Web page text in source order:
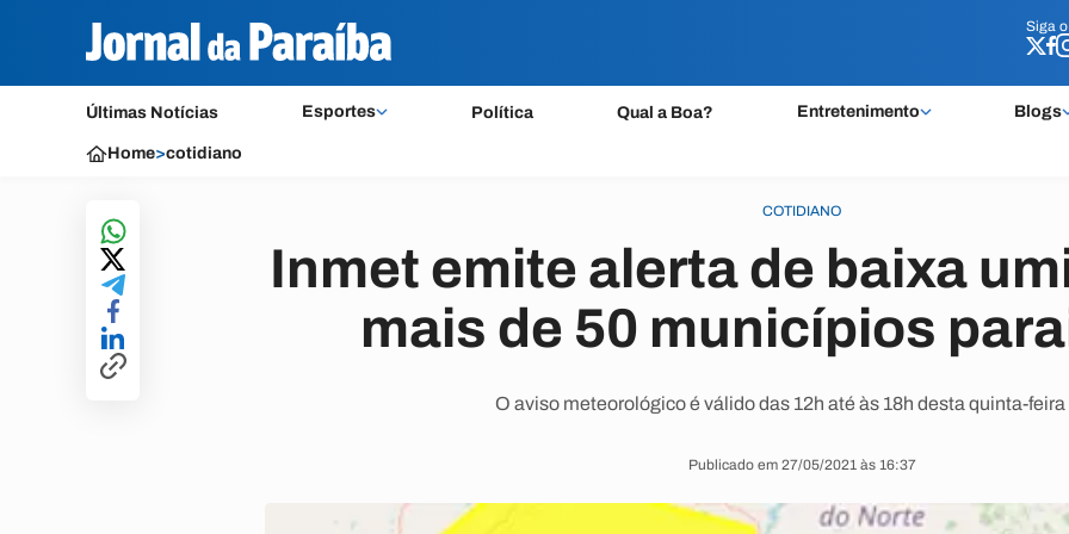
Siga o
Últimas Notícias Esportes Política Qual a Boa? Entretenimento Blogs
Siga o
Home>cotidiano
COTIDIANO
Inmet emite alerta de baixa
mais de 50 municípios
O aviso meteorológico é válido das 12h até às 18h desta quinta-feira
Publicado em 27/05/2021 às 16:37